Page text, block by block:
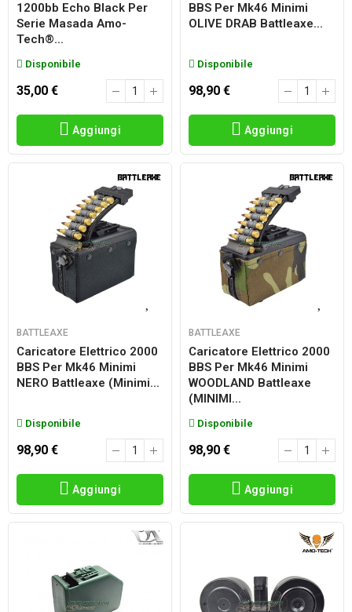
1200bb Echo Black Per
Serie Masada Amo-
Tech®...
Disponibile
35,00 €
Aggiungi
BBS Per Mk46 Minimi
OLIVE DRAB Battleaxe...
Disponibile
98,90 €
Aggiungi
BATTLEAXE
Caricatore Elettrico 2000
BBS Per Mk46 Minimi
NERO Battleaxe (minimi...
Disponibile
98,90 €
Aggiungi
BATTLEAXE
Caricatore Elettrico 2000
BBS Per Mk46 Minimi
WOODLAND Battleaxe
(MINIMI...
Disponibile
98,90 €
Aggiungi